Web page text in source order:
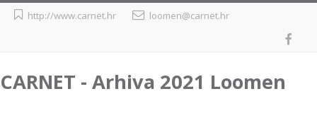
Preskoči
http://www.carnet.hr loomen@carnet.hr
CARNET - Arhiva 2021 Loomen